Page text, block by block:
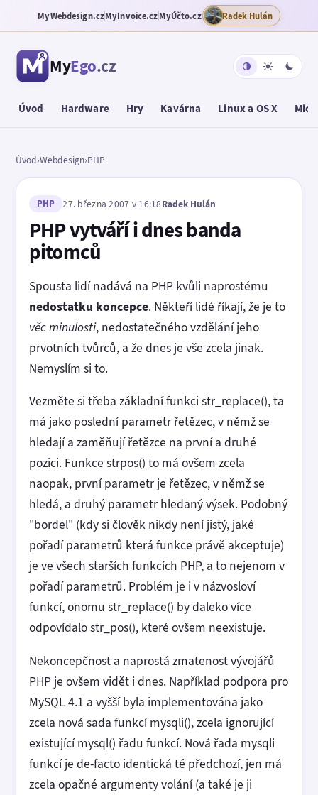
MyWebdesign.czMyInvoice.czMyÚčto.cz Radek Hulán
MyEgo.cz
Úvod Hardware Hry Kavárna Linux a OS X
Úvod›Webdesign›PHP
PHP 27. března 2007 v 16:18Radek Hulán
PHP vytváří i dnes banda
pitomců
Spousta lidí nadává na PHP kvůli naprostému
nedostatku koncepce. Někteří lidé říkají, že je to
věc minulosti, nedostatečného vzdělání jeho
prvotních tvůrců, a že dnes je vše zcela jinak.
Nemyslím si to.
Vezměte si třeba základní funkci str_replace(), ta
má jako poslední parametr řetězec, v němž se
hledají a zaměňují řetězce na první a druhé
pozici. Funkce strpos() to má ovšem zcela
naopak, první parametr je řetězec, v němž se
hledá, a druhý parametr hledaný výsek. Podobný
"bordel" (kdy si člověk nikdy není jistý, jaké
pořadí parametrů která funkce právě akceptuje)
je ve všech starších funkcích PHP, a to nejenom v
pořadí parametrů. Problém je i v názvosloví
funkcí, onomu str_replace() by daleko více
odpovídalo str_pos(), které ovšem neexistuje.
Nekoncepčnost a naprostá zmatenost vývojářů
PHP je ovšem vidět i dnes. Například podpora pro
MySQL 4.1 a vyšší byla implementována jako
zcela nová sada funkcí mysqli(), zcela ignorující
existující mysql() řadu funkcí. Nová řada mysqli
funkcí je de-facto identická té předchozí, jen má
zcela opačné argumenty volání (a také je ji